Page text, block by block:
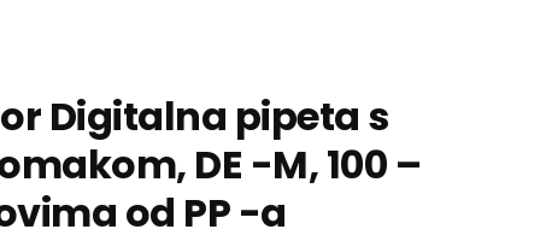
Digitalna pipeta s
DE -M, 100 –
od PP -a